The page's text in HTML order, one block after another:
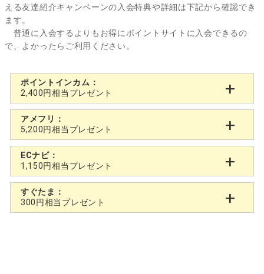
える友達紹介キャンペーンの入会特典や詳細は下記から確認でき
ます。
普通に入会するよりもお得にポイントサイトに入会できるの
で、よかったらご利用ください。
ポイントインカム：
2,400円相当プレゼント
アメフリ：
5,200円相当プレゼント
ECナビ：
1,150円相当プレゼント
すぐたま：
300円相当プレゼント